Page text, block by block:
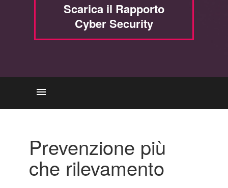
Scarica il Rapporto
Cyber Security
informatica aziendale con Check
Point
Prevenzione più
che rilevamento